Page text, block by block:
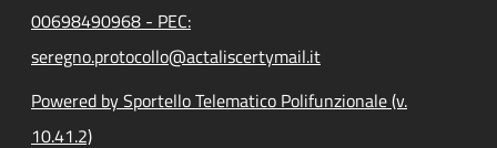
00698490968 - PEC:
seregno.protocollo@actaliscertymail.it
Powered by Sportello Telematico Polifunzionale (v.
10.41.2)